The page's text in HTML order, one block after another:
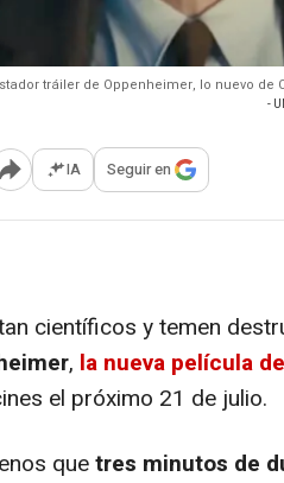
tráiler de Oppenheimer, lo nuevo de
-
Abrir opciones para compartir
IA Seguir en
científicos y temen
, la nueva película de
el próximo 21 de julio.
quetres minutos de